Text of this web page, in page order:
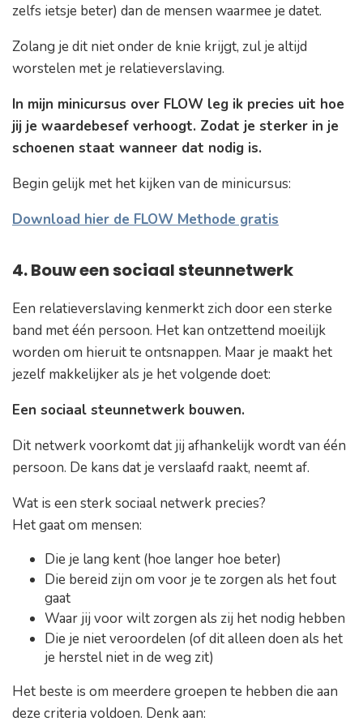
zelfs ietsje beter) dan de mensen waarmee je datet.
Zolang je dit niet onder de knie krijgt, zul je altijd
worstelen met je relatieverslaving.
In mijn minicursus over FLOW leg ik precies uit hoe
jij je waardebesef verhoogt. Zodat je sterker in je
schoenen staat wanneer dat nodig is.
Begin gelijk met het kijken van de minicursus:
Download hier de FLOW Methode gratis
4. Bouw een sociaal steunnetwerk
Een relatieverslaving kenmerkt zich door een sterke
band met één persoon. Het kan ontzettend moeilijk
worden om hieruit te ontsnappen. Maar je maakt het
jezelf makkelijker als je het volgende doet:
Een sociaal steunnetwerk bouwen.
Dit netwerk voorkomt dat jij afhankelijk wordt van één
persoon. De kans dat je verslaafd raakt, neemt af.
Wat is een sterk sociaal netwerk precies?
Het gaat om mensen:
Die je lang kent (hoe langer hoe beter)
Die bereid zijn om voor je te zorgen als het fout
gaat
Waar jij voor wilt zorgen als zij het nodig hebben
Die je niet veroordelen (of dit alleen doen als het
je herstel niet in de weg zit)
Het beste is om meerdere groepen te hebben die aan
deze criteria voldoen. Denk aan: